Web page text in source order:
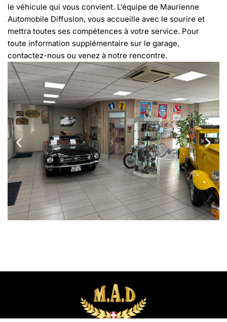
le véhicule qui vous convient. L’équipe de Maurienne
Automobile Diffusion, vous accueille avec le sourire et
mettra toutes ses compétences à votre service. Pour
toute information supplémentaire sur le garage,
contactez-nous ou venez à notre rencontre.